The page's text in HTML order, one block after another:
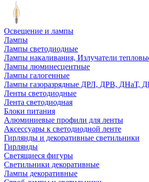
Освещение и лампы
Лампы
Лампы светодиодные
Лампы накаливания, Излучатели
Лампы люминесцентные
Лампы галогенные
Лампы газоразрядные ДРЛ, ДРВ, ДНаТ,
Ленты светодиодные
Лента светодиодная
Блоки питания
Алюминиевые профили для ленты
Аксессуары к светодиодной ленте
Гирлянды и декоративные светильники
Гирлянды
Светящиеся фигуры
Светильники декоративные
Лампы декоративные